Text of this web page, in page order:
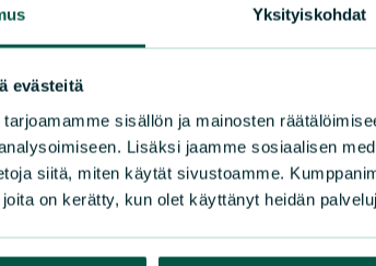
Yksityiskohdat
evästeitä
sisällön ja mainosten
Lisäksi jaamme sosiaalisen
siitä, miten käytät sivustoamme.
on kerätty, kun olet käyttänyt heidän